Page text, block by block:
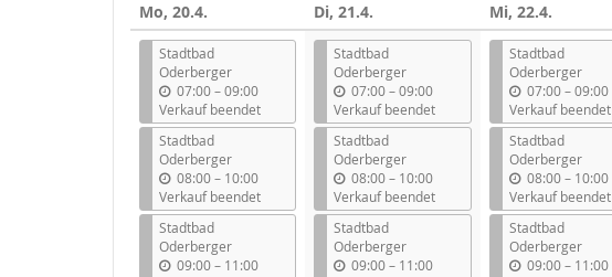
auswählen
Mo, 20.4.
Stadtbad
Oderberger
07:00–b
i
s
09:00
Verkauf beendet
Stadtbad
Oderberger
08:00–b
i
s
10:00
Verkauf beendet
Stadtbad
Oderberger
09:00–b11:00
Di, 21.4.
Stadtbad
Oderberger
07:00 –b
i
s
09:00
Verkauf beendet
Stadtbad
Oderberger
08:00 –b
i
s
10:00
Verkauf beendet
Stadtbad
Oderberger
09:00 –b11:00
Mi, 22.4.
Stadtbad
Oderberger
07:00 –b
i
s
09:00
Verkauf beendet
Stadtbad
Oderberger
08:00 –b
i
s
10:00
Verkauf beendet
Stadtbad
Oderberger
09:00 –b11:00